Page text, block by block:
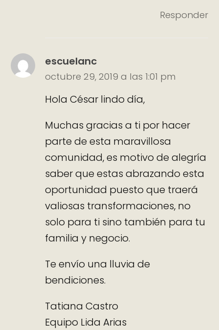
Responder
escuelanc
octubre 29, 2019 a las 1:01 pm
Hola César lindo día,
Muchas gracias a ti por hacer
parte de esta maravillosa
comunidad, es motivo de alegría
saber que estas abrazando esta
oportunidad puesto que traerá
valiosas transformaciones, no
solo para ti sino también para tu
familia y negocio.
Te envío una lluvia de
bendiciones.
Tatiana Castro
Equipo Lida Arias